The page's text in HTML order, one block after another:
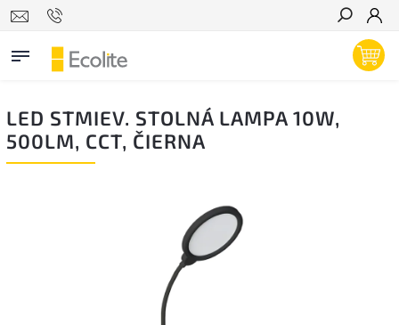
Hľadať
LED STMIEV. STOLNÁ LAMPA 10W,
500LM, CCT, ČIERNA